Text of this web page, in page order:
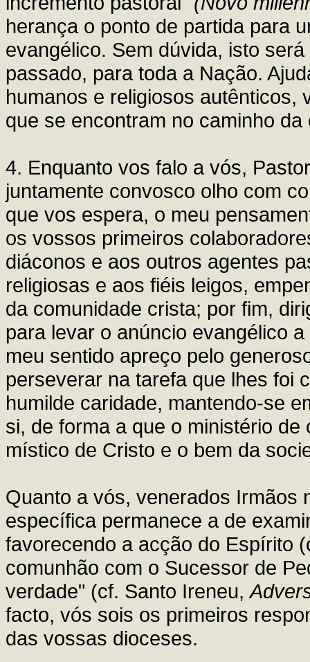
herança o ponto de partida para
evangélico. Sem dúvida, isto
passado, para toda a Nação.
humanos e religiosos autênticos,
que se encontram no caminho
4. Enquanto vos falo a vós,
juntamente convosco olho com
que vos espera, o meu
os vossos primeiros
diáconos e aos outros agentes
religiosas e aos fiéis leigos,
da comunidade crista; por fim,
para levar o anúncio evangélico
meu sentido apreço pelo
perseverar na tarefa que lhes foi
humilde caridade, mantendo-se
si, de forma a que o ministério
místico de Cristo e o bem da
Quanto a vós, venerados Irmãos
específica permanece a de
favorecendo a acção do Espírito
comunhão com o Sucessor de
verdade" (cf. Santo Ireneu,
facto, vós sois os primeiros
das vossas dioceses.